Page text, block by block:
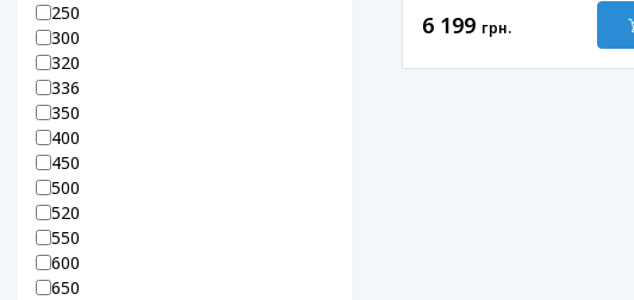
250
300
320
336
350
400
450
500
520
550
600
650
6 199 грн.